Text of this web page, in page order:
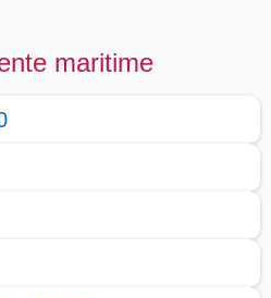
maritime